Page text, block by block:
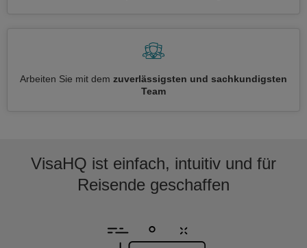
Arbeiten Sie mit dem zuverlässigsten und sachkundigsten
Team
VisaHQ ist einfach, intuitiv und für
Reisende geschaffen